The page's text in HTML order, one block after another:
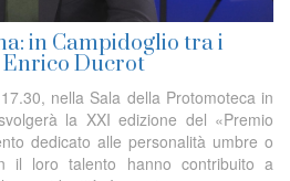
in Campidoglio tra i
Ducrot
nella Sala della Protomoteca in
la XXI edizione del «Premio
dedicato alle personalità umbre o
il loro talento hanno contribuito a